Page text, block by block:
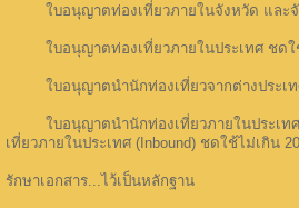
ใบอนุญาตท่องเที่ยวภายในจังหวัด และจั
ใบอนุญาตท่องเที่ยวภายในประเทศ ชดใช้
ใบอนุญาตนำนักท่องเที่ยวจากต่างประเทศเ
ใบอนุญาตนำนักท่องเที่ยวภายในประเทศเดิ
เที่ยวภายในประเทศ (Inbound) ชดใช้ไม่เกิน
รักษาเอกสาร...ไว้เป็นหลักฐาน